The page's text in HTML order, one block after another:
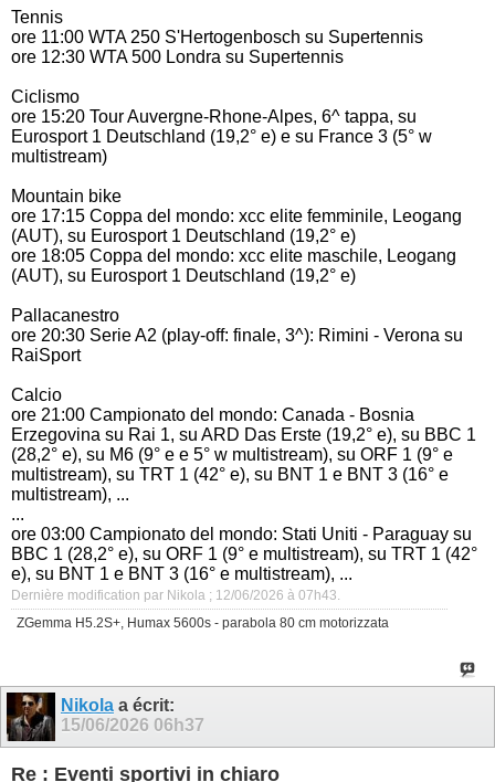
Tennis
ore 11:00 WTA 250 S'Hertogenbosch su Supertennis
ore 12:30 WTA 500 Londra su Supertennis
Ciclismo
ore 15:20 Tour Auvergne-Rhone-Alpes, 6^ tappa, su
Eurosport 1 Deutschland (19,2° e) e su France 3 (5° w
multistream)
Mountain bike
ore 17:15 Coppa del mondo: xcc elite femminile, Leogang
(AUT), su Eurosport 1 Deutschland (19,2° e)
ore 18:05 Coppa del mondo: xcc elite maschile, Leogang
(AUT), su Eurosport 1 Deutschland (19,2° e)
Pallacanestro
ore 20:30 Serie A2 (play-off: finale, 3^): Rimini - Verona su
RaiSport
Calcio
ore 21:00 Campionato del mondo: Canada - Bosnia
Erzegovina su Rai 1, su ARD Das Erste (19,2° e), su BBC 1
(28,2° e), su M6 (9° e e 5° w multistream), su ORF 1 (9° e
multistream), su TRT 1 (42° e), su BNT 1 e BNT 3 (16° e
multistream), ...
...
ore 03:00 Campionato del mondo: Stati Uniti - Paraguay su
BBC 1 (28,2° e), su ORF 1 (9° e multistream), su TRT 1 (42°
e), su BNT 1 e BNT 3 (16° e multistream), ...
Dernière modification par Nikola ; 12/06/2026 à 07h43.
ZGemma H5.2S+, Humax 5600s - parabola 80 cm motorizzata
Nikola a écrit:
15/06/2026 06h37
Re : Eventi sportivi in chiaro